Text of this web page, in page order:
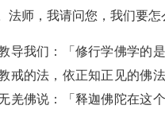
法师，我请问您，我们要
导我们：「修行学佛学的
戒的法，依正知正见的佛
羌佛说：「释迦佛陀在这